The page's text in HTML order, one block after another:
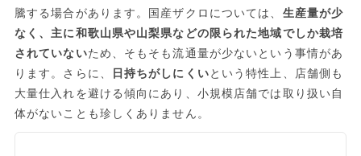
騰する場合があります。国産ザクロについては、 生産量が少
なく、主に和歌山県や山梨県などの限られた地域でしか栽培
されていないため、そもそも流通量が少ないという事情があ
ります。さらに、
日持ちがしにくいという特性上、店舗側も
大量仕入れを避ける傾向にあり、小規模店舗では取り扱い自
体がないことも珍しくありません。